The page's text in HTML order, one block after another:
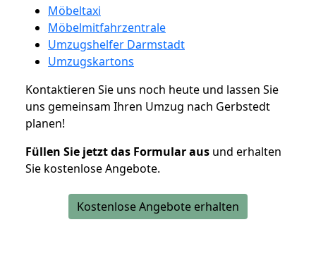
Möbeltaxi
Möbelmitfahrzentrale
Umzugshelfer Darmstadt
Umzugskartons
Kontaktieren Sie uns noch heute und lassen Sie
uns gemeinsam Ihren Umzug nach Gerbstedt
planen!
Füllen Sie jetzt das Formular aus und erhalten
Sie kostenlose Angebote.
Kostenlose Angebote erhalten